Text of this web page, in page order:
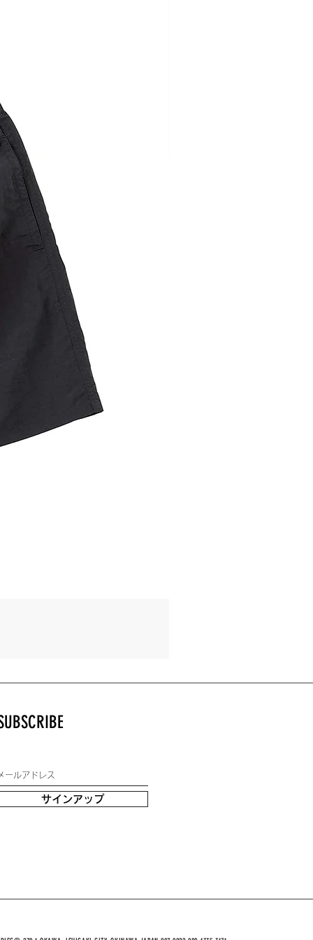
サインアップ